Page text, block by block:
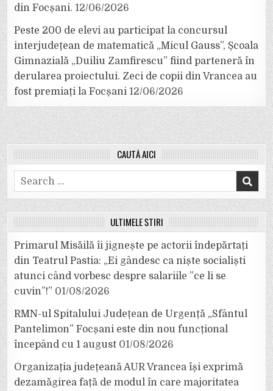
din Focșani. 12/06/2026
Peste 200 de elevi au participat la concursul
interjudețean de matematică „Micul Gauss”, Școala
Gimnazială „Duiliu Zamfirescu” fiind parteneră în
derularea proiectului. Zeci de copii din Vrancea au
fost premiați la Focșani 12/06/2026
CAUTĂ AICI
Search
for:
ULTIMELE ȘTIRI
Primarul Misăilă îi jignește pe actorii îndepărtați
din Teatrul Pastia: „Ei gândesc ca niște socialiști
atunci când vorbesc despre salariile ”ce li se
cuvin”!” 01/08/2026
RMN-ul Spitalului Județean de Urgență „Sfântul
Pantelimon” Focșani este din nou funcțional
începând cu 1 august 01/08/2026
Organizația județeană AUR Vrancea își exprimă
dezamăgirea față de modul în care majoritatea